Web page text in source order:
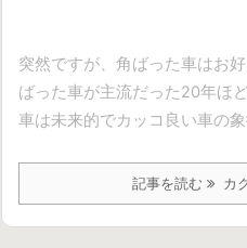
突然ですが、角ばった車はお
ばった車が主流だった20年ほ
車は未来的でカッコ良い車の
記事を読む カ